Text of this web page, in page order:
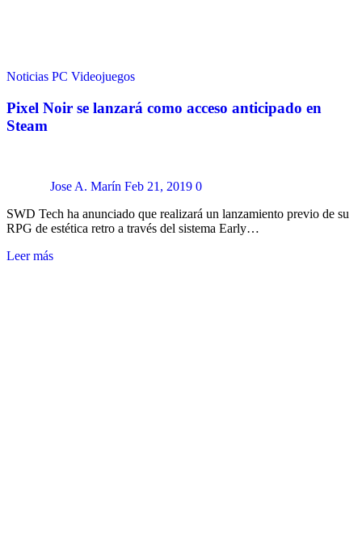
Noticias PC Videojuegos
Pixel Noir se lanzará como acceso anticipado en
Steam
Jose A. Marín Feb 21, 2019 0
SWD Tech ha anunciado que realizará un lanzamiento previo de su
RPG de estética retro a través del sistema Early…
Leer más